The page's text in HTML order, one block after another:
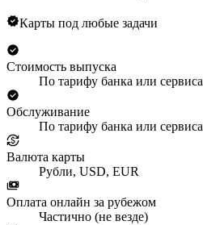
Карты под любые задачи
Стоимость выпуска
По тарифу банка или сервиса
Обслуживание
По тарифу банка или сервиса
Валюта карты
Рубли, USD, EUR
Оплата онлайн за рубежом
Частично (не везде)